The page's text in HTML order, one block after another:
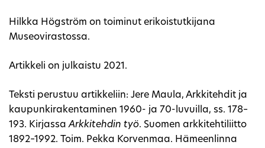
Hilkka Högström on toiminut erikoistutkijana
Museovirastossa.
Artikkeli on julkaistu 2021.
Teksti perustuu artikkeliin: Jere Maula, Arkkitehdit ja
kaupunkirakentaminen 1960- ja 70-luvuilla, ss. 178–
193. KirjassaArkkitehdin työ. Suomen arkkitehtiliitto
1892–1992. Toim. Pekka Korvenmaa. Hämeenlinna